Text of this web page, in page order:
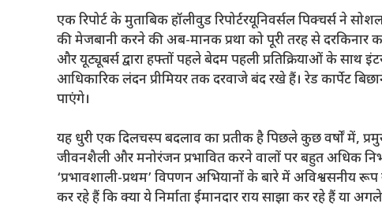
एक रिपोर्ट के मुताबिकहॉलीवुड रिपोर्टरयूनिवर्सल पिक्चर्स ने
की मेजबानी करने की अब-मानक प्रथा को पूरी तरह से दरकिनार
और यूट्यूबर्स द्वारा हफ्तों पहले बेदम पहली प्रतिक्रियाओं के
आधिकारिक लंदन प्रीमियर तक दरवाजे बंद रखे हैं। रेड कार्पेट
पाएंगे।
यह धुरी एक दिलचस्प बदलाव का प्रतीक है पिछले कुछ वर्षों में,
जीवनशैली और मनोरंजन प्रभावित करने वालों पर बहुत अधिक
‘प्रभावशाली-प्रथम’ विपणन अभियानों के बारे में अविश्वसनीय
कर रहे हैं कि क्या ये निर्माता ईमानदार राय साझा कर रहे हैं या